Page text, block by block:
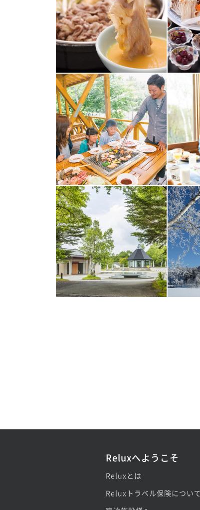
Reluxへようこそ
Reluxとは
Reluxトラベル保険について